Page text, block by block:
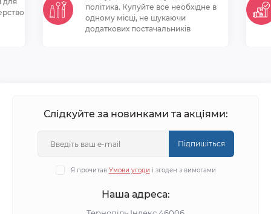
політикa. Купуйте все необхідне в
одному місці, не шукаючи
додаткових постачальників
Слідкуйте за новинками та акціями:
Підпишіться
Я прочитав Умови угоди і згоден з вимогами
Наша адреса: